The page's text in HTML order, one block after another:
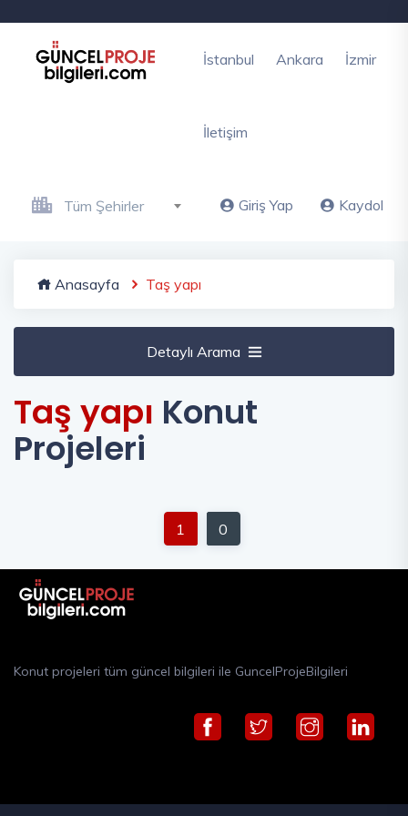
İstanbul Ankara İzmir
İletişim
Tüm Şehirler Giriş Yap Kaydol
Anasayfa Taş yapı
Detaylı Arama
Taş yapı Konut
Projeleri
1 0
Konut projeleri tüm güncel bilgileri ile GuncelProjeBilgileri